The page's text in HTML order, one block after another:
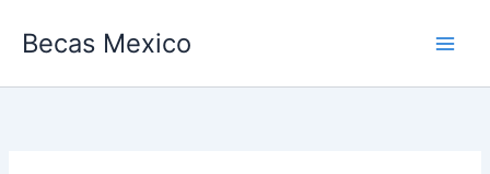
Becas Mexico